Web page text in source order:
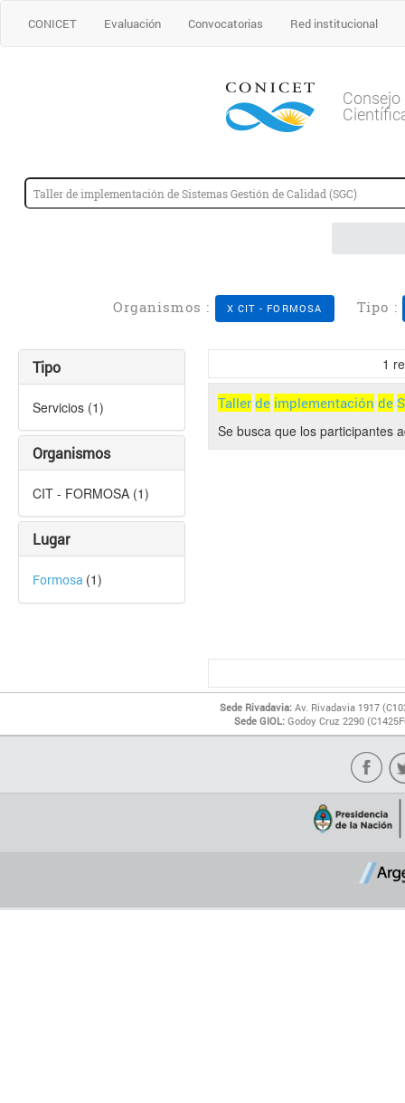
CONICET Evaluación Convocatorias Red institucional
Organismos : X CIT - FORMOSA Tipo :
Tipo
Servicios (1)
Organismos
CIT - FORMOSA (1)
Lugar
Formosa (1)
1
Taller de implementación de
Se busca que los participantes
Sede Rivadavia: Av. Rivadavia 1917
Sede GIOL: Godoy Cruz 2290